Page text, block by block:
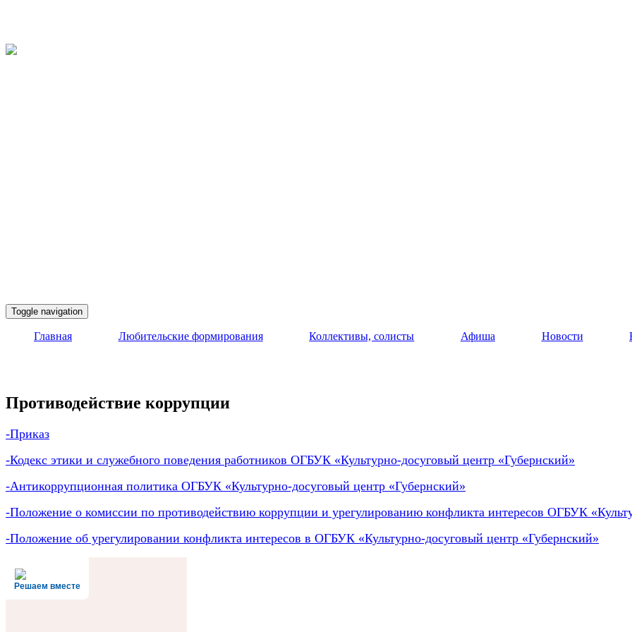
Toggle navigation
Главная Любительские формирования Коллективы, солисты Афиша Новости
Противодействие коррупции
-Приказ
-Кодекс этики и служебного поведения работников ОГБУК «Культурно-досуговый центр «Губернский»
-Антикоррупционная политика ОГБУК «Культурно-досуговый центр «Губернский»
-Положение о комиссии по противодействию коррупции и урегулированию конфликта интересов ОГБУК
-Положение об урегулировании конфликта интересов в ОГБУК «Культурно-досуговый центр «Губернский»
Решаем вместе